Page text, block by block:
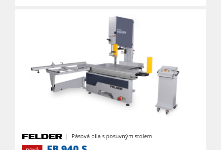
Pásová pila s posuvným stolem